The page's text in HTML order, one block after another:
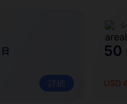
詳細
50
USD